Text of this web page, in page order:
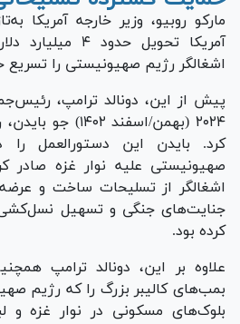
مارکو روبیو، وزیر خارجه آمریکا
آمریکا تحویل
اشغالگر رژیم صهیونیستی را تسریع
پیش از این، دونالد ترامپ،
۲۰۲۴ (بهمن/اسفند
کرد. بایدن این دستورالعمل
صهیونیستی علیه نوار غزه صادر
اشغالگر از تسلیحات ساخت و
جنایت‌های جنگی و تسهیل
کرده بود.
علاوه بر این، دونالد ترامپ
بمب‌های کالیبر بزرگ را که رژیم
بلوک‌های مسکونی در نوار غزه و